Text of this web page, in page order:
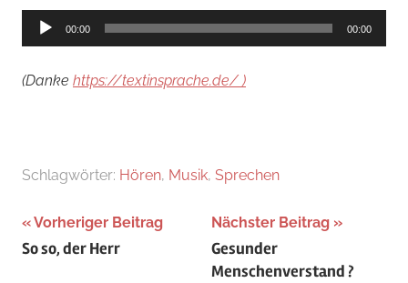
Uncategorized
Audio-
Player
00:00 00:00
(Danke https://textinsprache.de/ )
Schlagwörter: Hören, Musik, Sprechen
Beitragsnavigation
Vorheriger Beitrag
So so, der Herr
Nächster Beitrag
Gesunder
Menschenverstand ?